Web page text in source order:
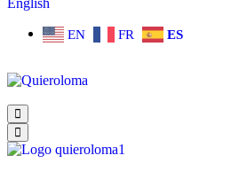
EN FR ES